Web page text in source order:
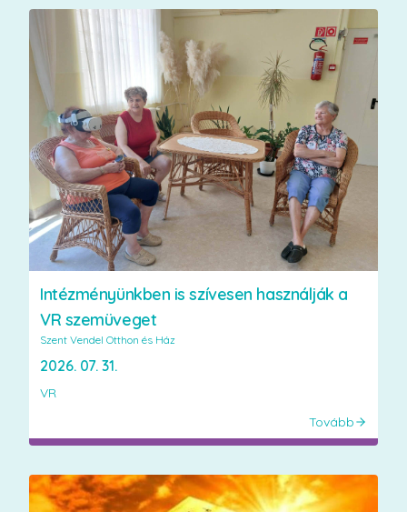
Intézményünkben is szívesen használják a
VR szemüveget
Szent Vendel Otthon és Ház
2026. 07. 31.
VR
Tovább